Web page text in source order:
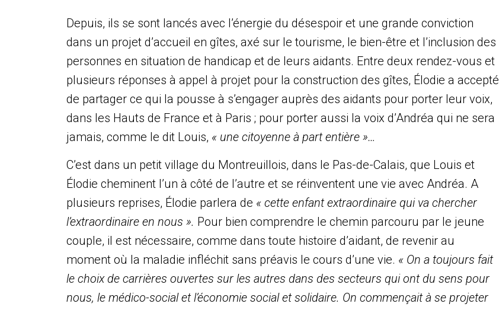
Depuis, ils se sont lancés avec l’énergie du désespoir et une grande conviction
dans un projet d’accueil en gîtes, axé sur le tourisme, le bien-être et l’inclusion des
personnes en situation de handicap et de leurs aidants. Entre deux rendez-vous et
plusieurs réponses à appel à projet pour la construction des gîtes, Élodie a accepté
de partager ce qui la pousse à s’engager auprès des aidants pour porter leur voix,
dans les Hauts de France et à Paris ; pour porter aussi la voix d’Andréa qui ne sera
jamais, comme le dit Louis, « une citoyenne à part entière »…
C’est dans un petit village du Montreuillois, dans le Pas-de-Calais, que Louis et
Élodie cheminent l’un à côté de l’autre et se réinventent une vie avec Andréa. A
plusieurs reprises, Élodie parlera de « cette enfant extraordinaire qui va chercher
l’extraordinaire en nous ». Pour bien comprendre le chemin parcouru par le jeune
couple, il est nécessaire, comme dans toute histoire d’aidant, de revenir au
moment où la maladie infléchit sans préavis le cours d’une vie. « On a toujours fait
le choix de carrières ouvertes sur les autres dans des secteurs qui ont du sens pour
nous, le médico-social et l’économie social et solidaire. On commençait à se projeter